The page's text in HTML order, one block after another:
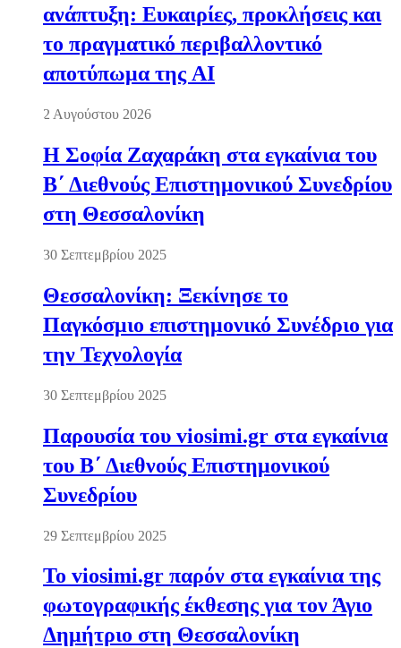
ανάπτυξη: Ευκαιρίες, προκλήσεις και
το πραγματικό περιβαλλοντικό
αποτύπωμα της AI
2 Αυγούστου 2026
Η Σοφία Ζαχαράκη στα εγκαίνια του
Β΄ Διεθνούς Επιστημονικού Συνεδρίου
στη Θεσσαλονίκη
30 Σεπτεμβρίου 2025
Θεσσαλονίκη: Ξεκίνησε το
Παγκόσμιο επιστημονικό Συνέδριο για
την Τεχνολογία
30 Σεπτεμβρίου 2025
Παρουσία του viosimi.gr στα εγκαίνια
του Β΄ Διεθνούς Επιστημονικού
Συνεδρίου
29 Σεπτεμβρίου 2025
Το viosimi.gr παρόν στα εγκαίνια της
φωτογραφικής έκθεσης για τον Άγιο
Δημήτριο στη Θεσσαλονίκη